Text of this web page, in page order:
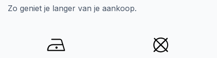
Zo geniet je langer van je aankoop.